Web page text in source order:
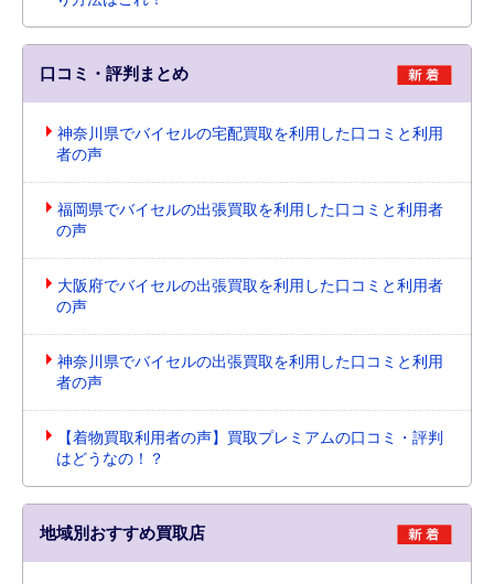
口コミ・評判まとめ
神奈川県でバイセルの宅配買取を利用した口コミと利用
者の声
福岡県でバイセルの出張買取を利用した口コミと利用者
の声
大阪府でバイセルの出張買取を利用した口コミと利用者
の声
神奈川県でバイセルの出張買取を利用した口コミと利用
者の声
【着物買取利用者の声】買取プレミアムの口コミ・評判
はどうなの！？
地域別おすすめ買取店